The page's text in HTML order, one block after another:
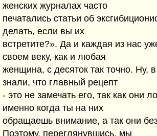
женских журналах часто
печатались статьи об
делать, если вы их
встретите?». Да и каждая из нас
своем веку, как и любая
женщина, с десяток так точно. Ну,
знали, что главный рецепт
- это не замечать его, так как они
именно когда ты на них
обращаешь внимание, а так они
Поэтому, переглянувшись, мы